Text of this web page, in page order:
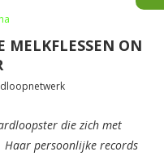
MELKFLESSEN ON
die zich met
Haar persoonlijke records